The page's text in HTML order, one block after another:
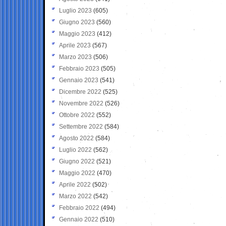
Luglio 2023 (605)
Giugno 2023 (560)
Maggio 2023 (412)
Aprile 2023 (567)
Marzo 2023 (506)
Febbraio 2023 (505)
Gennaio 2023 (541)
Dicembre 2022 (525)
Novembre 2022 (526)
Ottobre 2022 (552)
Settembre 2022 (584)
Agosto 2022 (584)
Luglio 2022 (562)
Giugno 2022 (521)
Maggio 2022 (470)
Aprile 2022 (502)
Marzo 2022 (542)
Febbraio 2022 (494)
Gennaio 2022 (510)